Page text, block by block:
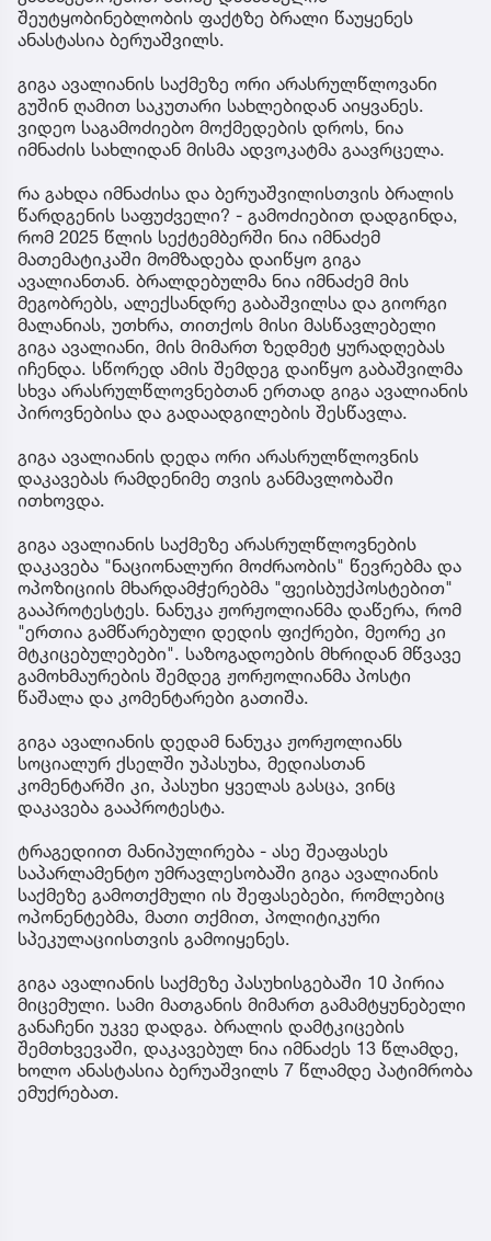
შეუტყობინებლობის ფაქტზე ბრალი წაუყენეს
ანასტასია ბერუაშვილს.
გიგა ავალიანის საქმეზე ორი არასრულწლოვანი
გუშინ ღამით საკუთარი სახლებიდან აიყვანეს.
ვიდეო საგამოძიებო მოქმედების დროს, ნია
იმნაძის სახლიდან მისმა ადვოკატმა გაავრცელა.
რა გახდა იმნაძისა და ბერუაშვილისთვის ბრალის
წარდგენის საფუძველი? - გამოძიებით დადგინდა,
რომ 2025 წლის სექტემბერში ნია იმნაძემ
მათემატიკაში მომზადება დაიწყო გიგა
ავალიანთან. ბრალდებულმა ნია იმნაძემ მის
მეგობრებს, ალექსანდრე გაბაშვილსა და გიორგი
მალანიას, უთხრა, თითქოს მისი მასწავლებელი
გიგა ავალიანი, მის მიმართ ზედმეტ ყურადღებას
იჩენდა. სწორედ ამის შემდეგ დაიწყო გაბაშვილმა
სხვა არასრულწლოვნებთან ერთად გიგა ავალიანის
პიროვნებისა და გადაადგილების შესწავლა.
გიგა ავალიანის დედა ორი არასრულწლოვნის
დაკავებას რამდენიმე თვის განმავლობაში
ითხოვდა.
გიგა ავალიანის საქმეზე არასრულწლოვნების
დაკავება "ნაციონალური მოძრაობის" წევრებმა და
ოპოზიციის მხარდამჭერებმა "ფეისბუქპოსტებით"
გააპროტესტეს. ნანუკა ჟორჟოლიანმა დაწერა, რომ
"ერთია გამწარებული დედის ფიქრები, მეორე კი
მტკიცებულებები". საზოგადოების მხრიდან მწვავე
გამოხმაურების შემდეგ ჟორჟოლიანმა პოსტი
წაშალა და კომენტარები გათიშა.
გიგა ავალიანის დედამ ნანუკა ჟორჟოლიანს
სოციალურ ქსელში უპასუხა, მედიასთან
კომენტარში კი, პასუხი ყველას გასცა, ვინც
დაკავება გააპროტესტა.
ტრაგედიით მანიპულირება - ასე შეაფასეს
საპარლამენტო უმრავლესობაში გიგა ავალიანის
საქმეზე გამოთქმული ის შეფასებები, რომლებიც
ოპონენტებმა, მათი თქმით, პოლიტიკური
სპეკულაციისთვის გამოიყენეს.
გიგა ავალიანის საქმეზე პასუხისგებაში 10 პირია
მიცემული. სამი მათგანის მიმართ გამამტყუნებელი
განაჩენი უკვე დადგა. ბრალის დამტკიცების
შემთხვევაში, დაკავებულ ნია იმნაძეს 13 წლამდე,
ხოლო ანასტასია ბერუაშვილს 7 წლამდე პატიმრობა
ემუქრებათ.